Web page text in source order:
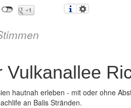
Vulkanallee
hautnah erleben - mit oder ohne
an Balis Stränden.